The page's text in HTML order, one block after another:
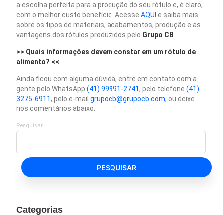
a escolha perfeita para a produção do seu rótulo e, é claro,
com o melhor custo benefício. Acesse AQUI e saiba mais
sobre os tipos de materiais, acabamentos, produção e as
vantagens dos rótulos produzidos pelo Grupo CB
>> Quais informações devem constar em um rótulo de
alimento? <<
Ainda ficou com alguma dúvida, entre em contato com a
gente pelo WhatsApp (41) 99991-2741, pelo telefone (41)
3275-6911, pelo e-mail grupocb@grupocb.com, ou deixe
nos comentários abaixo.
Pesquisar
PESQUISAR
Categorias